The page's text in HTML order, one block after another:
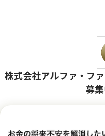
株式会社アルファ・フ
募